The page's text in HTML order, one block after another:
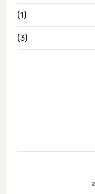
(1)
(3)